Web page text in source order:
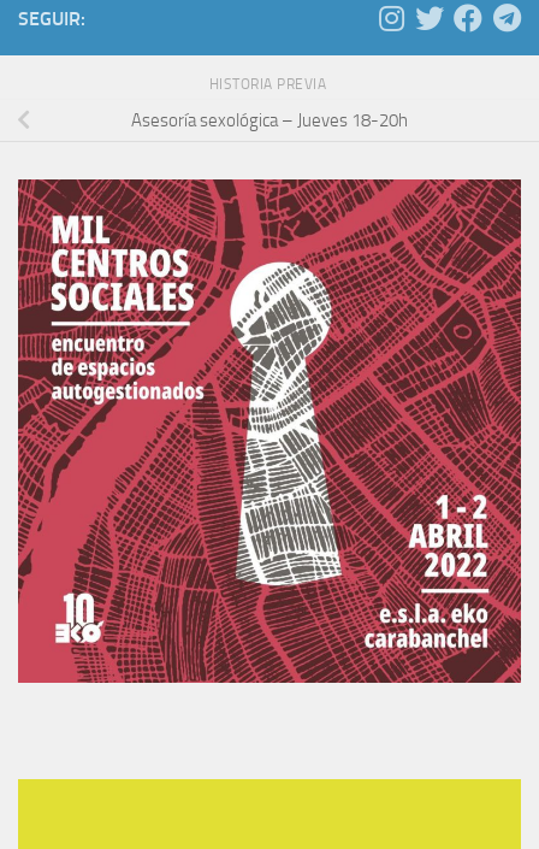
SEGUIR:
HISTORIA PREVIA
Asesoría sexológica – Jueves 18-20h